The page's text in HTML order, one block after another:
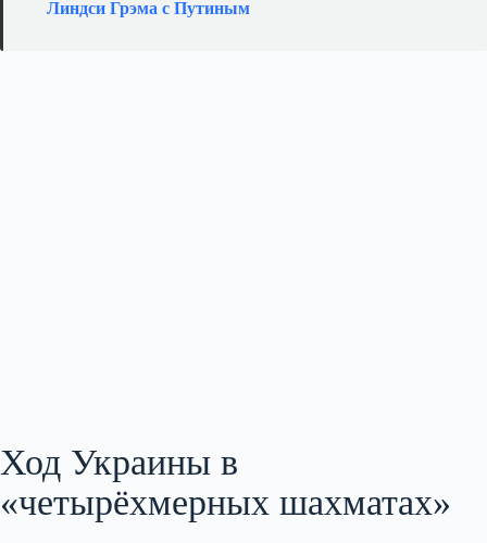
Линдси Грэма с Путиным
Ход Украины в
«четырёхмерных шахматах»